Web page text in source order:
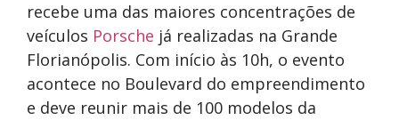
recebe uma das maiores concentrações de
veículos Porsche já realizadas na Grande
Florianópolis. Com início às 10h, o evento
acontece no Boulevard do empreendimento
e deve reunir mais de 100 modelos da